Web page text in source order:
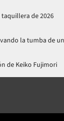
más
de una obra
de posesión de